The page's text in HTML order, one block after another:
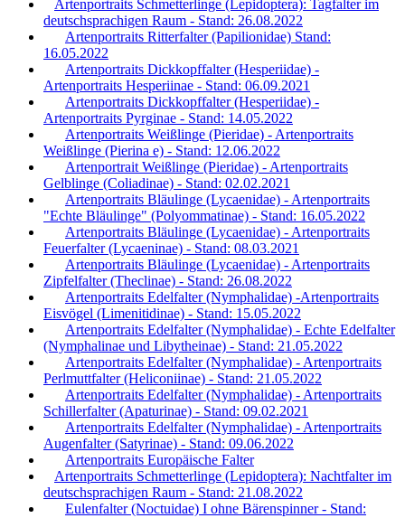
Artenportraits Schmetterlinge (Lepidoptera): Tagfalter im
deutschsprachigen Raum - Stand: 26.08.2022
Artenportraits Ritterfalter (Papilionidae) Stand:
16.05.2022
Artenportraits Dickkopffalter (Hesperiidae) -
Artenportraits Hesperiinae - Stand: 06.09.2021
Artenportraits Dickkopffalter (Hesperiidae) -
Artenportraits Pyrginae - Stand: 14.05.2022
Artenportraits Weißlinge (Pieridae) - Artenportraits
Weißlinge (Pierina e) - Stand: 12.06.2022
Artenportrait Weißlinge (Pieridae) - Artenportraits
Gelblinge (Coliadinae) - Stand: 02.02.2021
Artenportraits Bläulinge (Lycaenidae) - Artenportraits
"Echte Bläulinge" (Polyommatinae) - Stand: 16.05.2022
Artenportraits Bläulinge (Lycaenidae) - Artenportraits
Feuerfalter (Lycaeninae) - Stand: 08.03.2021
Artenportraits Bläulinge (Lycaenidae) - Artenportraits
Zipfelfalter (Theclinae) - Stand: 26.08.2022
Artenportraits Edelfalter (Nymphalidae) -Artenportraits
Eisvögel (Limenitidinae) - Stand: 15.05.2022
Artenportraits Edelfalter (Nymphalidae) - Echte Edelfalter
(Nymphalinae und Libytheinae) - Stand: 21.05.2022
Artenportraits Edelfalter (Nymphalidae) - Artenportraits
Perlmuttfalter (Heliconiinae) - Stand: 21.05.2022
Artenportraits Edelfalter (Nymphalidae) - Artenportraits
Schillerfalter (Apaturinae) - Stand: 09.02.2021
Artenportraits Edelfalter (Nymphalidae) - Artenportraits
Augenfalter (Satyrinae) - Stand: 09.06.2022
Artenportraits Europäische Falter
Artenportraits Schmetterlinge (Lepidoptera): Nachtfalter im
deutschsprachigen Raum - Stand: 21.08.2022
Eulenfalter (Noctuidae) I ohne Bärenspinner - Stand: